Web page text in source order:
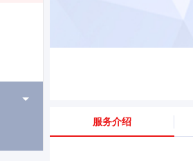
服务介绍